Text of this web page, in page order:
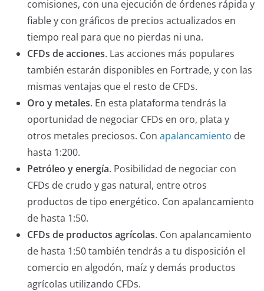
comisiones, con una ejecución de órdenes rápida y
fiable y con gráficos de precios actualizados en
tiempo real para que no pierdas ni una.
CFDs de acciones. Las acciones más populares
también estarán disponibles en Fortrade, y con las
mismas ventajas que el resto de CFDs.
Oro y metales. En esta plataforma tendrás la
oportunidad de negociar CFDs en oro, plata y
otros metales preciosos. Con apalancamiento de
hasta 1:200.
Petróleo y energía. Posibilidad de negociar con
CFDs de crudo y gas natural, entre otros
productos de tipo energético. Con apalancamiento
de hasta 1:50.
CFDs de productos agrícolas. Con apalancamiento
de hasta 1:50 también tendrás a tu disposición el
comercio en algodón, maíz y demás productos
agrícolas utilizando CFDs.